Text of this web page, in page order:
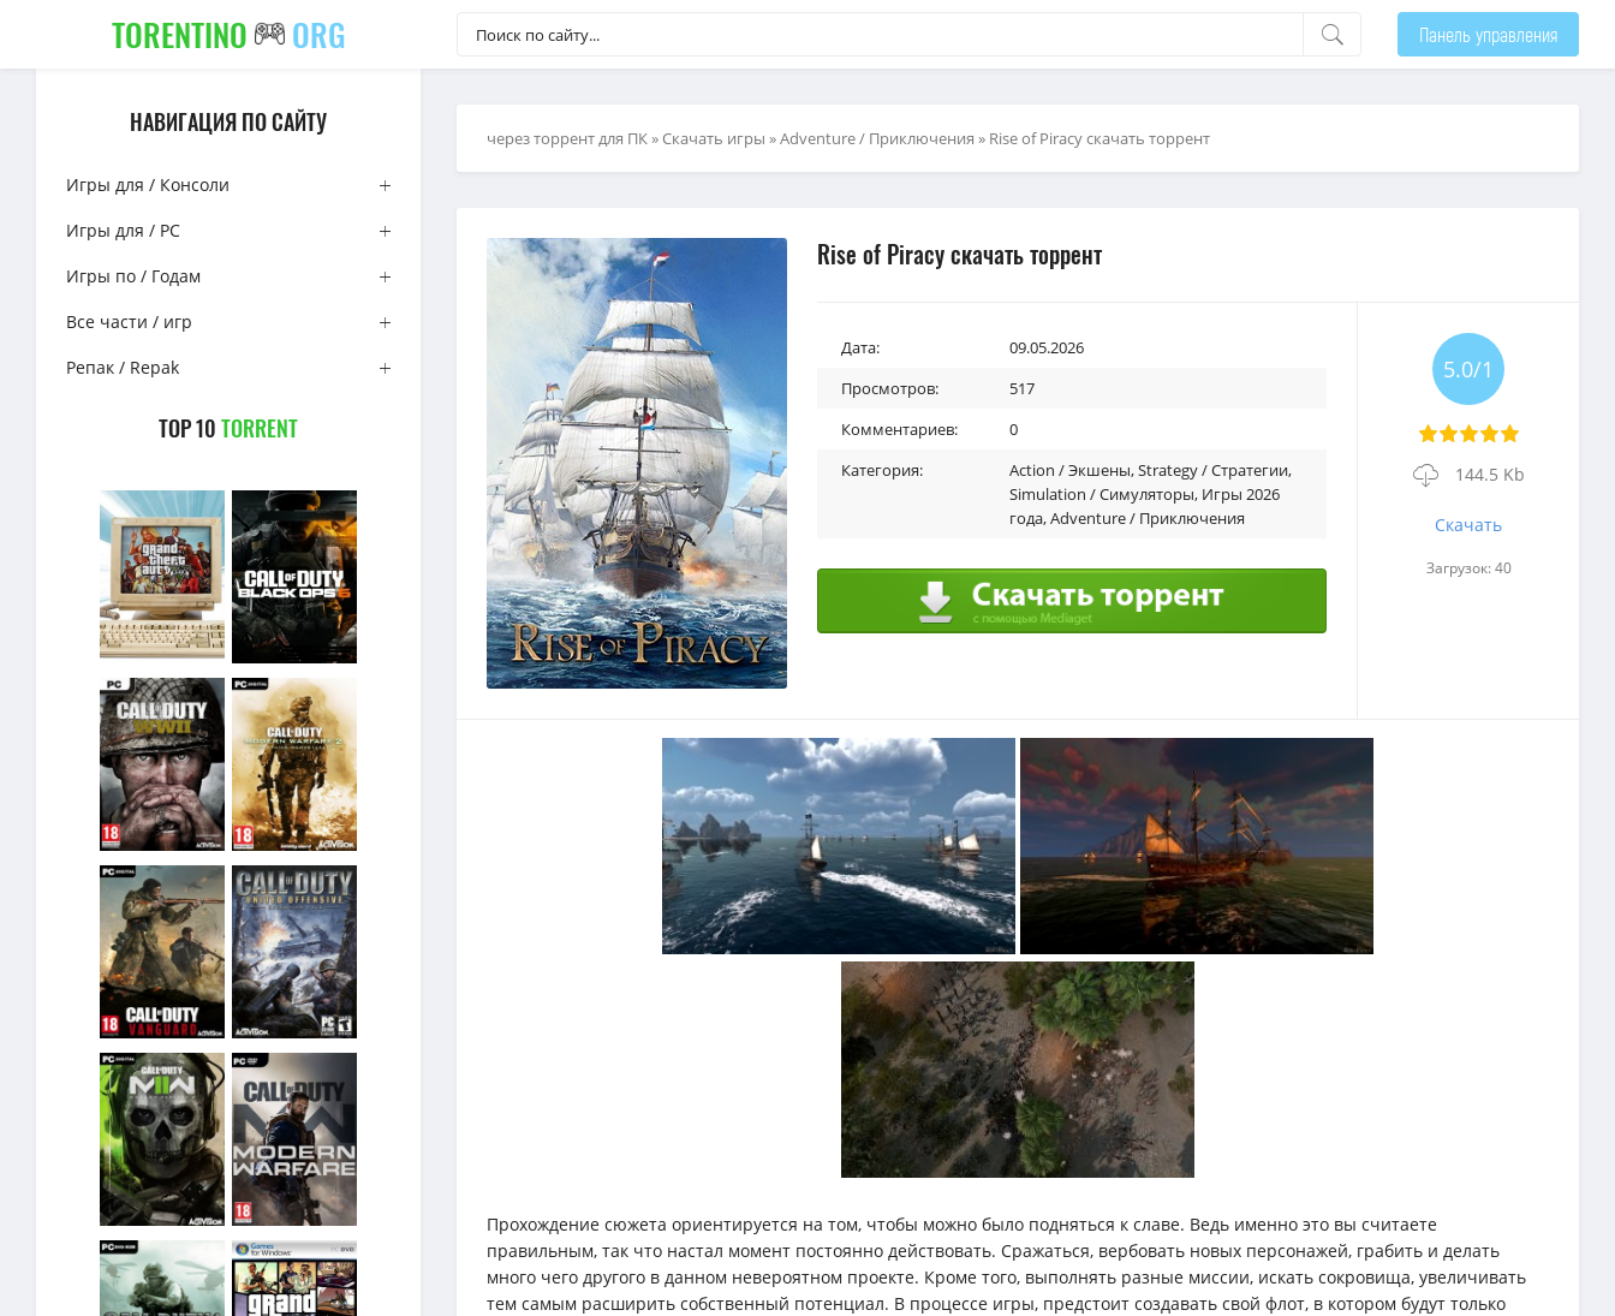
TORENTINO ORG Панель управления
НАВИГАЦИЯ ПО САЙТУ
Игры для / Консоли
Игры для / PC
Игры по / Годам
Все части / игр
Репак / Repak
TOP 10TORRENT
через торрент для ПК»Скачать игры »Adventure / Приключения » Rise of Piracy скачать торрент
Rise of Piracy скачать торрент
Дата:
09.05.2026
Просмотров:
517
Комментариев:
0
Категория:
Action / Экшены,Strategy / Стратегии,
Simulation / Симуляторы, Игры 2026
года,Adventure / Приключения
5.0/1
144.5 Kb
Скачать
Загрузок: 40
Прохождение сюжета ориентируется на том, чтобы можно было подняться к славе. Ведь именно это вы считаете
правильным, так что настал момент постоянно действовать. Сражаться, вербовать новых персонажей, грабить и делать
много чего другого в данном невероятном проекте. Кроме того, выполнять разные миссии, искать сокровища, увеличивать
тем самым расширить собственный потенциал. В процессе игры, предстоит создавать свой флот, в котором будут только